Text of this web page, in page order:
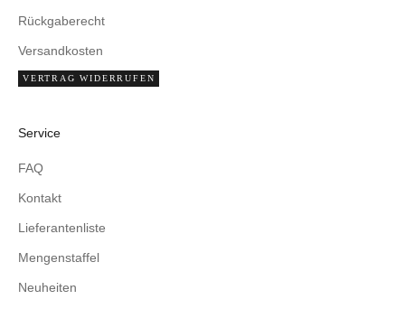
Rückgaberecht
Versandkosten
VERTRAG WIDERRUFEN
Service
FAQ
Kontakt
Lieferantenliste
Mengenstaffel
Neuheiten